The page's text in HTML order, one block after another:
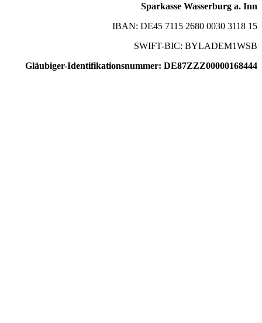
Sparkasse Wasserburg a. Inn
IBAN: DE45 7115 2680 0030 3118 15
SWIFT-BIC: BYLADEM1WSB
Gläubiger-Identifikationsnummer: DE87ZZZ00000168444